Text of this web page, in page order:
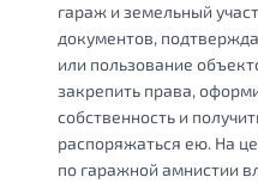
гараж и земельный
документов,
или пользование
закрепить права,
собственность и
распоряжаться ею. На
по гаражной амнистии